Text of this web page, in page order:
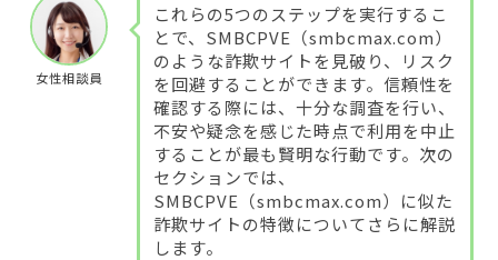
女性相談員
これらの5つのステップを実行するこ
とで、SMBCPVE（smbcmax.com）
のような詐欺サイトを見破り、リスク
を回避することができます。信頼性を
確認する際には、十分な調査を行い、
不安や疑念を感じた時点で利用を中止
することが最も賢明な行動です。次の
セクションでは、
SMBCPVE（smbcmax.com）に似た
詐欺サイトの特徴についてさらに解説
します。